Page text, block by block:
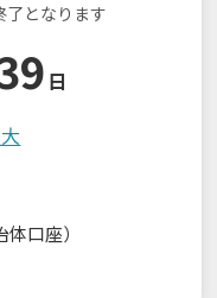
となります
日
口座）